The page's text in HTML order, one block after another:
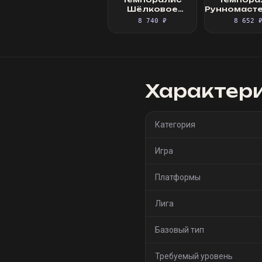
Шёлковое
платье
8 740 ₽
Шёлковое
8 652 ₽
Категория
Игра
Платформы
Лига
Базовый тип
Требуемый уровень